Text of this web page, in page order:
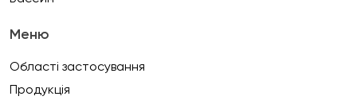
Меню
Області застосування
Продукція